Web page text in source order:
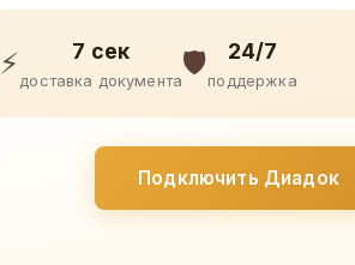
⚡ 7 сек
доставка документа
🛡️ 24/7
поддержка
Подключить Диадок